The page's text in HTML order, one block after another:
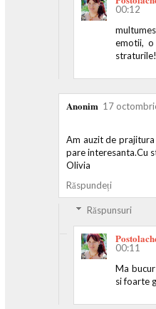
00:12
emotii,
Anonim 17
Am auzit de
pare interesanta.Cu
Olivia
Răspundeți
Răspunsuri
00:11
Ma
si foarte